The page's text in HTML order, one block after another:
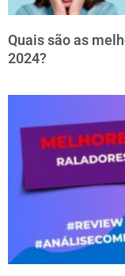
Quais são as
2024?